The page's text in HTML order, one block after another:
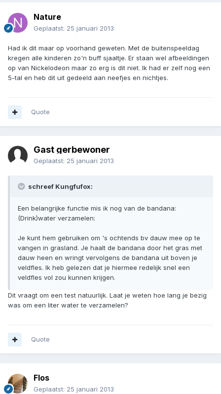
Nature
Geplaatst: 25 januari 2013
Had ik dit maar op voorhand geweten. Met de buitenspeeldag
kregen alle kinderen zo'n buff sjaaltje. Er staan wel afbeeldingen
op van Nickelodeon maar zo erg is dit niet. Ik had er zelf nog een
5-tal en heb dit uit gedeeld aan neefjes en nichtjes.
Quote
Gast gerbewoner
Geplaatst: 25 januari 2013
schreef Kungfufox:
Een belangrijke functie mis ik nog van de bandana:
(Drink)water verzamelen:
Je kunt hem gebruiken om 's ochtends bv dauw mee op te
vangen in grasland. Je haalt de bandana door het gras met
dauw heen en wringt vervolgens de bandana uit boven je
veldfles. Ik heb gelezen dat je hiermee redelijk snel een
veldfles vol zou kunnen krijgen.
Dit vraagt om een test natuurlijk. Laat je weten hoe lang je bezig
was om een liter water te verzamelen?
Quote
Flos
Geplaatst: 25 januari 2013